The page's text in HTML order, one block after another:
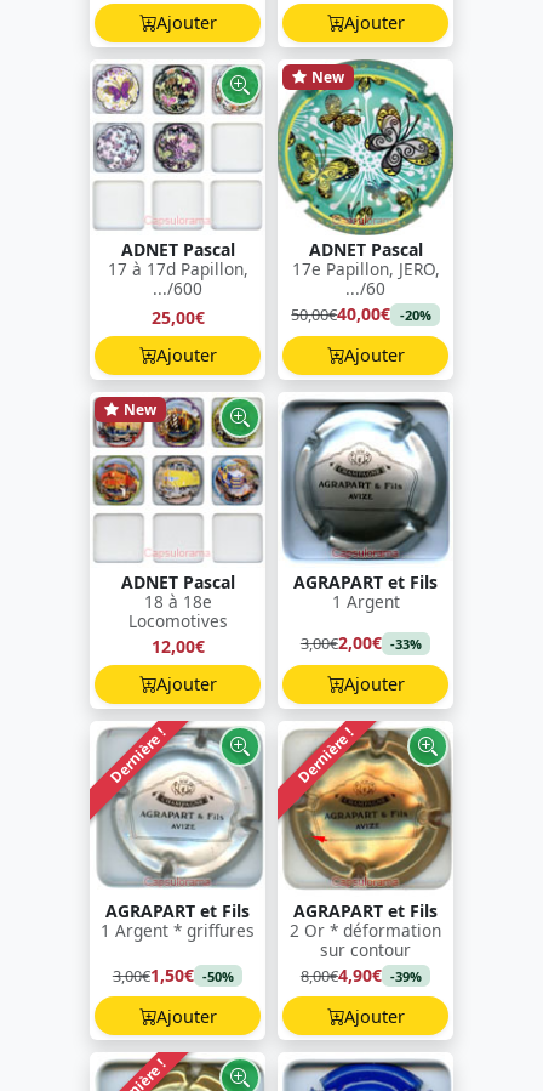
Ajouter
Ajouter
ADNET Pascal
17 à 17d Papillon,
.../600
25,00€
Ajouter
New
ADNET Pascal
17e Papillon, JERO,
.../60
50,00€40,00€ -20%
Ajouter
New
ADNET Pascal
18 à 18e
Locomotives
12,00€
Ajouter
AGRAPART et Fils
1 Argent
3,00€2,00€ -33%
Ajouter
Dernière !
AGRAPART et Fils
1 Argent * griffures
3,00€1,50€ -50%
Ajouter
Dernière !
AGRAPART et Fils
2 Or * déformation
sur contour
8,00€4,90€ -39%
Ajouter